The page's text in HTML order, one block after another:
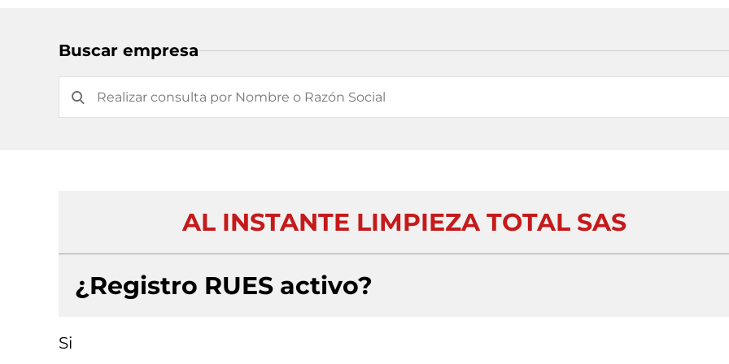
Buscar empresa
AL INSTANTE LIMPIEZA TOTAL SAS
¿Registro RUES activo?
Si